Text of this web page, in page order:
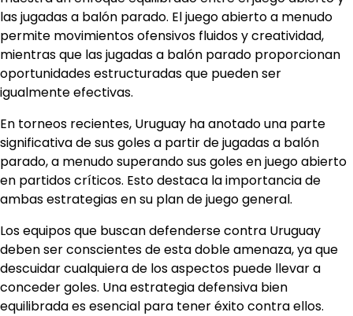
las jugadas a balón parado. El juego abierto a menudo
permite movimientos ofensivos fluidos y creatividad,
mientras que las jugadas a balón parado proporcionan
oportunidades estructuradas que pueden ser
igualmente efectivas.
En torneos recientes, Uruguay ha anotado una parte
significativa de sus goles a partir de jugadas a balón
parado, a menudo superando sus goles en juego abierto
en partidos críticos. Esto destaca la importancia de
ambas estrategias en su plan de juego general.
Los equipos que buscan defenderse contra Uruguay
deben ser conscientes de esta doble amenaza, ya que
descuidar cualquiera de los aspectos puede llevar a
conceder goles. Una estrategia defensiva bien
equilibrada es esencial para tener éxito contra ellos.